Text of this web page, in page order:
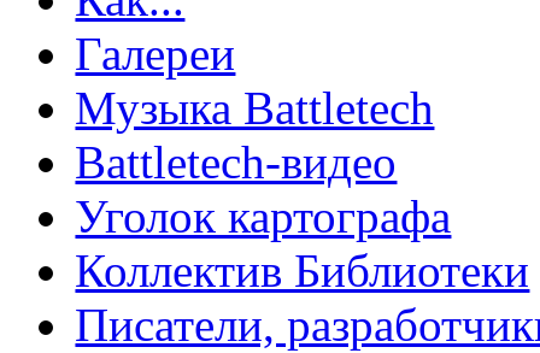
Галереи
Музыка Battletech
Battletech-видео
Уголок картографа
Коллектив Библиотеки
Писатели,